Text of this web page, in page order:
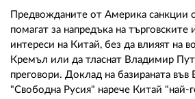
Предвожданите от Америка санкции
помагат за напредъка на търговските
интереси на Китай, без да влияят на
Кремъл или да тласнат Владимир
преговори. Доклад на базираната
"Свободна Русия" нарече Китай "най-